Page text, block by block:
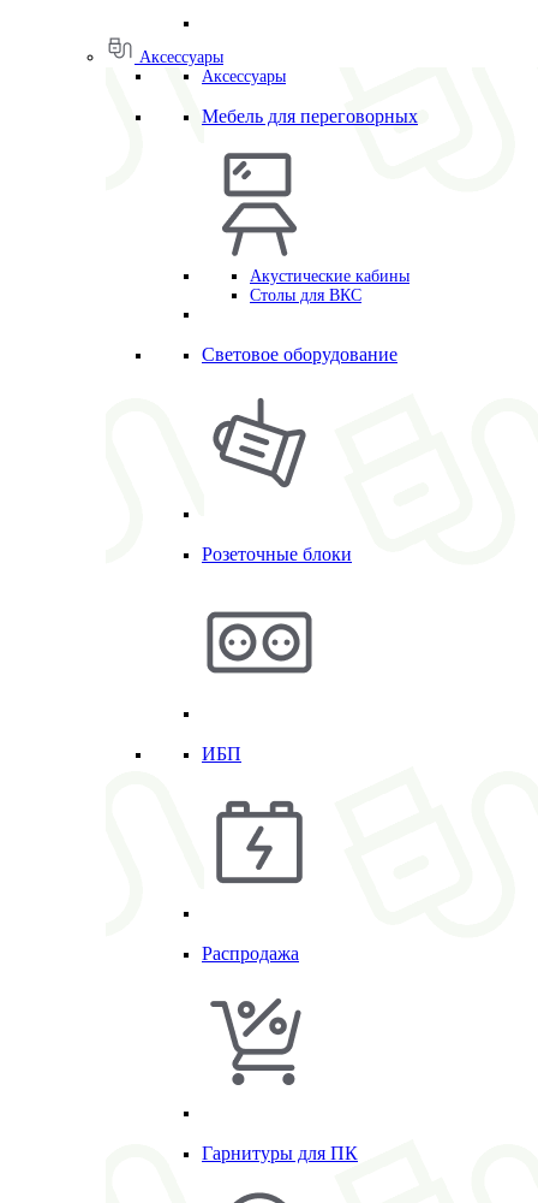
Аксессуары
Аксессуары
Мебель для переговорных
Акустические кабины
Столы для ВКС
Световое оборудование
Розеточные блоки
ИБП
Распродажа
Гарнитуры для ПК